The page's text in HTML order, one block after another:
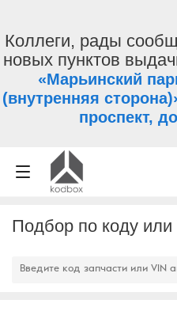
Коллеги, рады
новых пунктов
«Марьинский
(внутренняя
проспект,
Подбор по коду